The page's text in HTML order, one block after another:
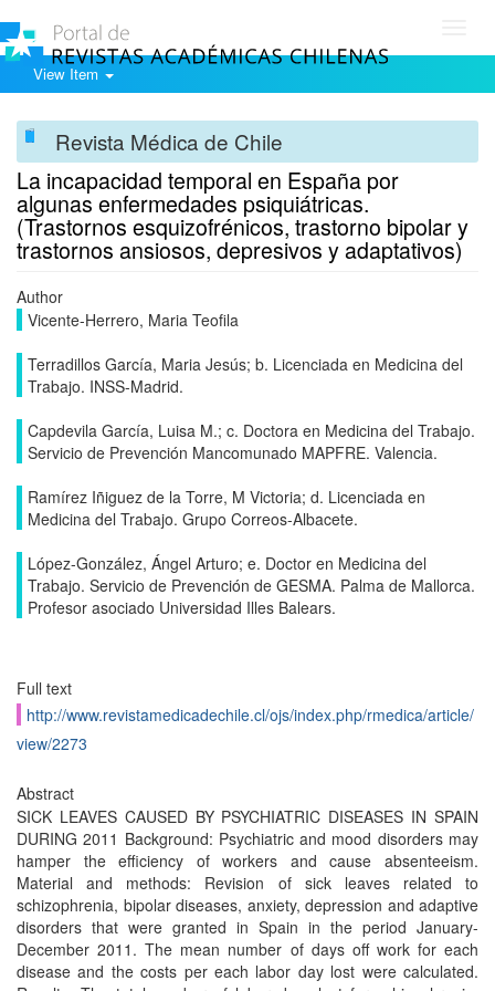
View Item
Revista Médica de Chile
La incapacidad temporal en España por
algunas enfermedades psiquiátricas.
(Trastornos esquizofrénicos, trastorno bipolar y
trastornos ansiosos, depresivos y adaptativos)
Author
Vicente-Herrero, Maria Teofila
Terradillos García, Maria Jesús; b. Licenciada en Medicina del
Trabajo. INSS-Madrid.
Capdevila García, Luisa M.; c. Doctora en Medicina del Trabajo.
Servicio de Prevención Mancomunado MAPFRE. Valencia.
Ramírez Iñiguez de la Torre, M Victoria; d. Licenciada en
Medicina del Trabajo. Grupo Correos-Albacete.
López-González, Ángel Arturo; e. Doctor en Medicina del
Trabajo. Servicio de Prevención de GESMA. Palma de Mallorca.
Profesor asociado Universidad Illes Balears.
Full text
http://www.revistamedicadechile.cl/ojs/index.php/rmedica/article/
view/2273
Abstract
SICK LEAVES CAUSED BY PSYCHIATRIC DISEASES IN SPAIN
DURING 2011 Background: Psychiatric and mood disorders may
hamper the efficiency of workers and cause absenteeism.
Material and methods: Revision of sick leaves related to
schizophrenia, bipolar diseases, anxiety, depression and adaptive
disorders that were granted in Spain in the period January-
December 2011. The mean number of days off work for each
disease and the costs per each labor day lost were calculated.